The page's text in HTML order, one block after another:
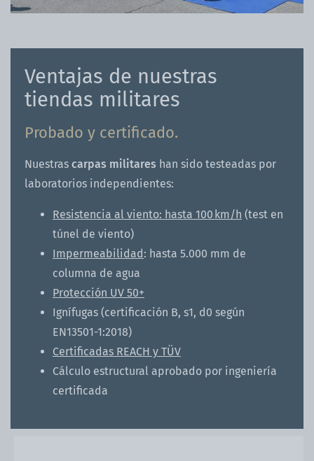
Ventajas de nuestras
tiendas militares
Probado y certificado.
Nuestras carpas militares han sido testeadas por
laboratorios independientes:
Resistencia al viento: hasta 100 km/h (test en
túnel de viento)
Impermeabilidad: hasta 5.000 mm de
columna de agua
Protección UV 50+
Ignífugas (certificación B, s1, d0 según
EN13501-1:2018)
Certificadas REACH y TÜV
Cálculo estructural aprobado por ingeniería
certificada